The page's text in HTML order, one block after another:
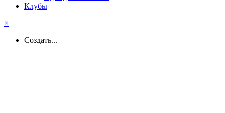
Клубы
×
Создать...